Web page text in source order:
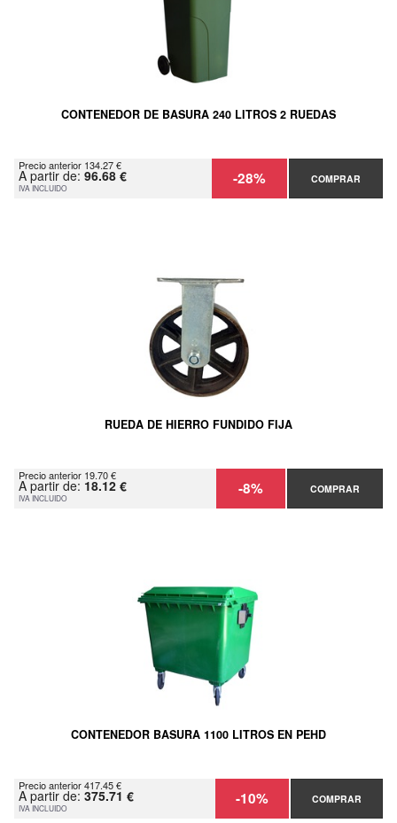
CONTENEDOR DE BASURA 240 LITROS 2 RUEDAS
Precio anterior 134.27 €
A partir de: 96.68 €
IVA INCLUIDO -28% COMPRAR
RUEDA DE HIERRO FUNDIDO FIJA
Precio anterior 19.70 €
A partir de: 18.12 €
IVA INCLUIDO -8% COMPRAR
CONTENEDOR BASURA 1100 LITROS EN PEHD
Precio anterior 417.45 €
A partir de: 375.71 €
IVA INCLUIDO -10% COMPRAR